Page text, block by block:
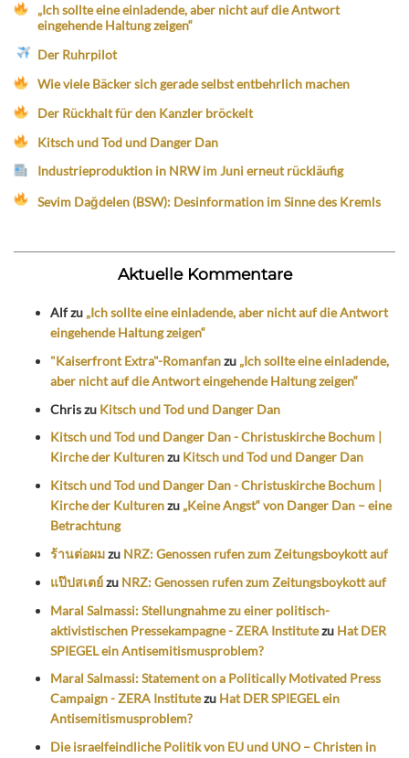
„Ich sollte eine einladende, aber nicht auf die Antwort
eingehende Haltung zeigen“
Der Ruhrpilot
Wie viele Bäcker sich gerade selbst entbehrlich machen
Der Rückhalt für den Kanzler bröckelt
Kitsch und Tod und Danger Dan
Industrieproduktion in NRW im Juni erneut rückläufig
Sevim Dağdelen (BSW): Desinformation im Sinne des Kremls
Aktuelle Kommentare
Alfzu „Ich sollte eine einladende, aber nicht auf die Antwort
eingehende Haltung zeigen“
"Kaiserfront Extra"-Romanfanzu „Ich sollte eine einladende,
aber nicht auf die Antwort eingehende Haltung zeigen“
Chriszu Kitsch und Tod und Danger Dan
Kitsch und Tod und Danger Dan - Christuskirche Bochum |
Kirche der Kulturenzu Kitsch und Tod und Danger Dan
Kitsch und Tod und Danger Dan - Christuskirche Bochum |
Kirche der Kulturenzu „Keine Angst“ von Danger Dan – eine
Betrachtung
ร้านต่อผมzu NRZ: Genossen rufen zum Zeitungsboykott auf
แป๊ปสเตย์zu NRZ: Genossen rufen zum Zeitungsboykott auf
Maral Salmassi: Stellungnahme zu einer politisch-
aktivistischen Pressekampagne - ZERA Institutezu Hat DER
SPIEGEL ein Antisemitismusproblem?
Maral Salmassi: Statement on a Politically Motivated Press
Campaign - ZERA Institutezu Hat DER SPIEGEL ein
Antisemitismusproblem?
Die israelfeindliche Politik von EU und UNO – Christen in